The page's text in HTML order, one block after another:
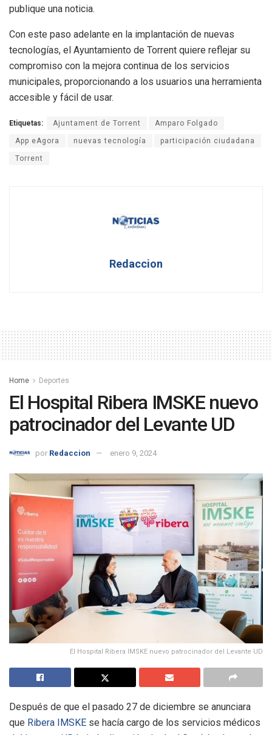
publique una noticia.
Con este paso adelante en la implantación de nuevas
tecnologías, el Ayuntamiento de Torrent quiere reflejar su
compromiso con la mejora continua de los servicios
municipales, proporcionando a los usuarios una herramienta
accesible y fácil de usar.
Etiquetas: Ajuntament de Torrent Amparo Folgado
App eAgora nuevas tecnología participación ciudadana
Torrent
Redaccion
Home Deportes
El Hospital Ribera IMSKE nuevo
patrocinador del Levante UD
por Redaccion enero 9, 2024
El Hospital Ribera IMSKE nuevo patrocinador del Levante UD
Después de que el pasado 27 de diciembre se anunciara
que Ribera IMSKE se hacía cargo de los servicios médicos